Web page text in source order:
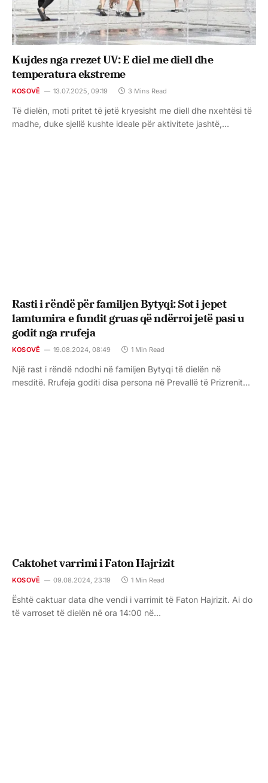
Kujdes nga rrezet UV: E diel me diell dhe
temperatura ekstreme
KOSOVË 13.07.2025, 09:19 3 Mins Read
Të dielën, moti pritet të jetë kryesisht me diell dhe nxehtësi të
madhe, duke sjellë kushte ideale për aktivitete jashtë,…
Rasti i rëndë për familjen Bytyqi: Sot i jepet
lamtumira e fundit gruas që ndërroi jetë pasi u
godit nga rrufeja
KOSOVË 19.08.2024, 08:49 1 Min Read
Një rast i rëndë ndodhi në familjen Bytyqi të dielën në
mesditë. Rrufeja goditi disa persona në Prevallë të Prizrenit…
Caktohet varrimi i Faton Hajrizit
KOSOVË 09.08.2024, 23:19 1 Min Read
Është caktuar data dhe vendi i varrimit të Faton Hajrizit. Ai do
të varroset të dielën në ora 14:00 në…